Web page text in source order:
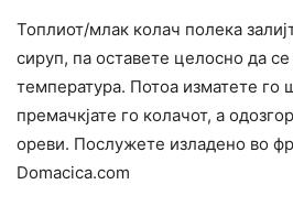
Топлиот/млак колач полека
сируп, па оставете целосно да
температура. Потоа изматете го
премачкјате го колачот, а
ореви. Послужете изладено во
Domaсica.сom